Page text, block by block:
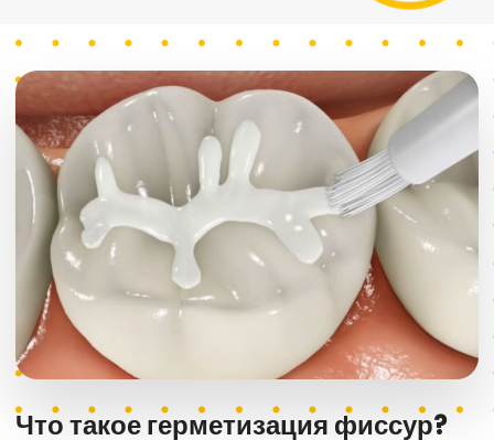
Что такое герметизация фиссур?